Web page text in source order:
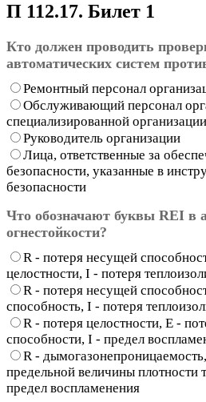
П 112.17. Билет 1
Кто должен проводить
автоматических систем
Ремонтный персонал
Обслуживающий персонал
специализированной организации
Руководитель организации
Лица, ответственные за
безопасности, указанные в
безопасности
Что обозначают буквы REI в
огнестойкости?
R - потеря несущей
целостности, I - потеря
R - потеря несущей
способность, I - потеря
R - потеря целостности, E -
способности, I - предел
R -
предельной величины плотности
предел воспламенения